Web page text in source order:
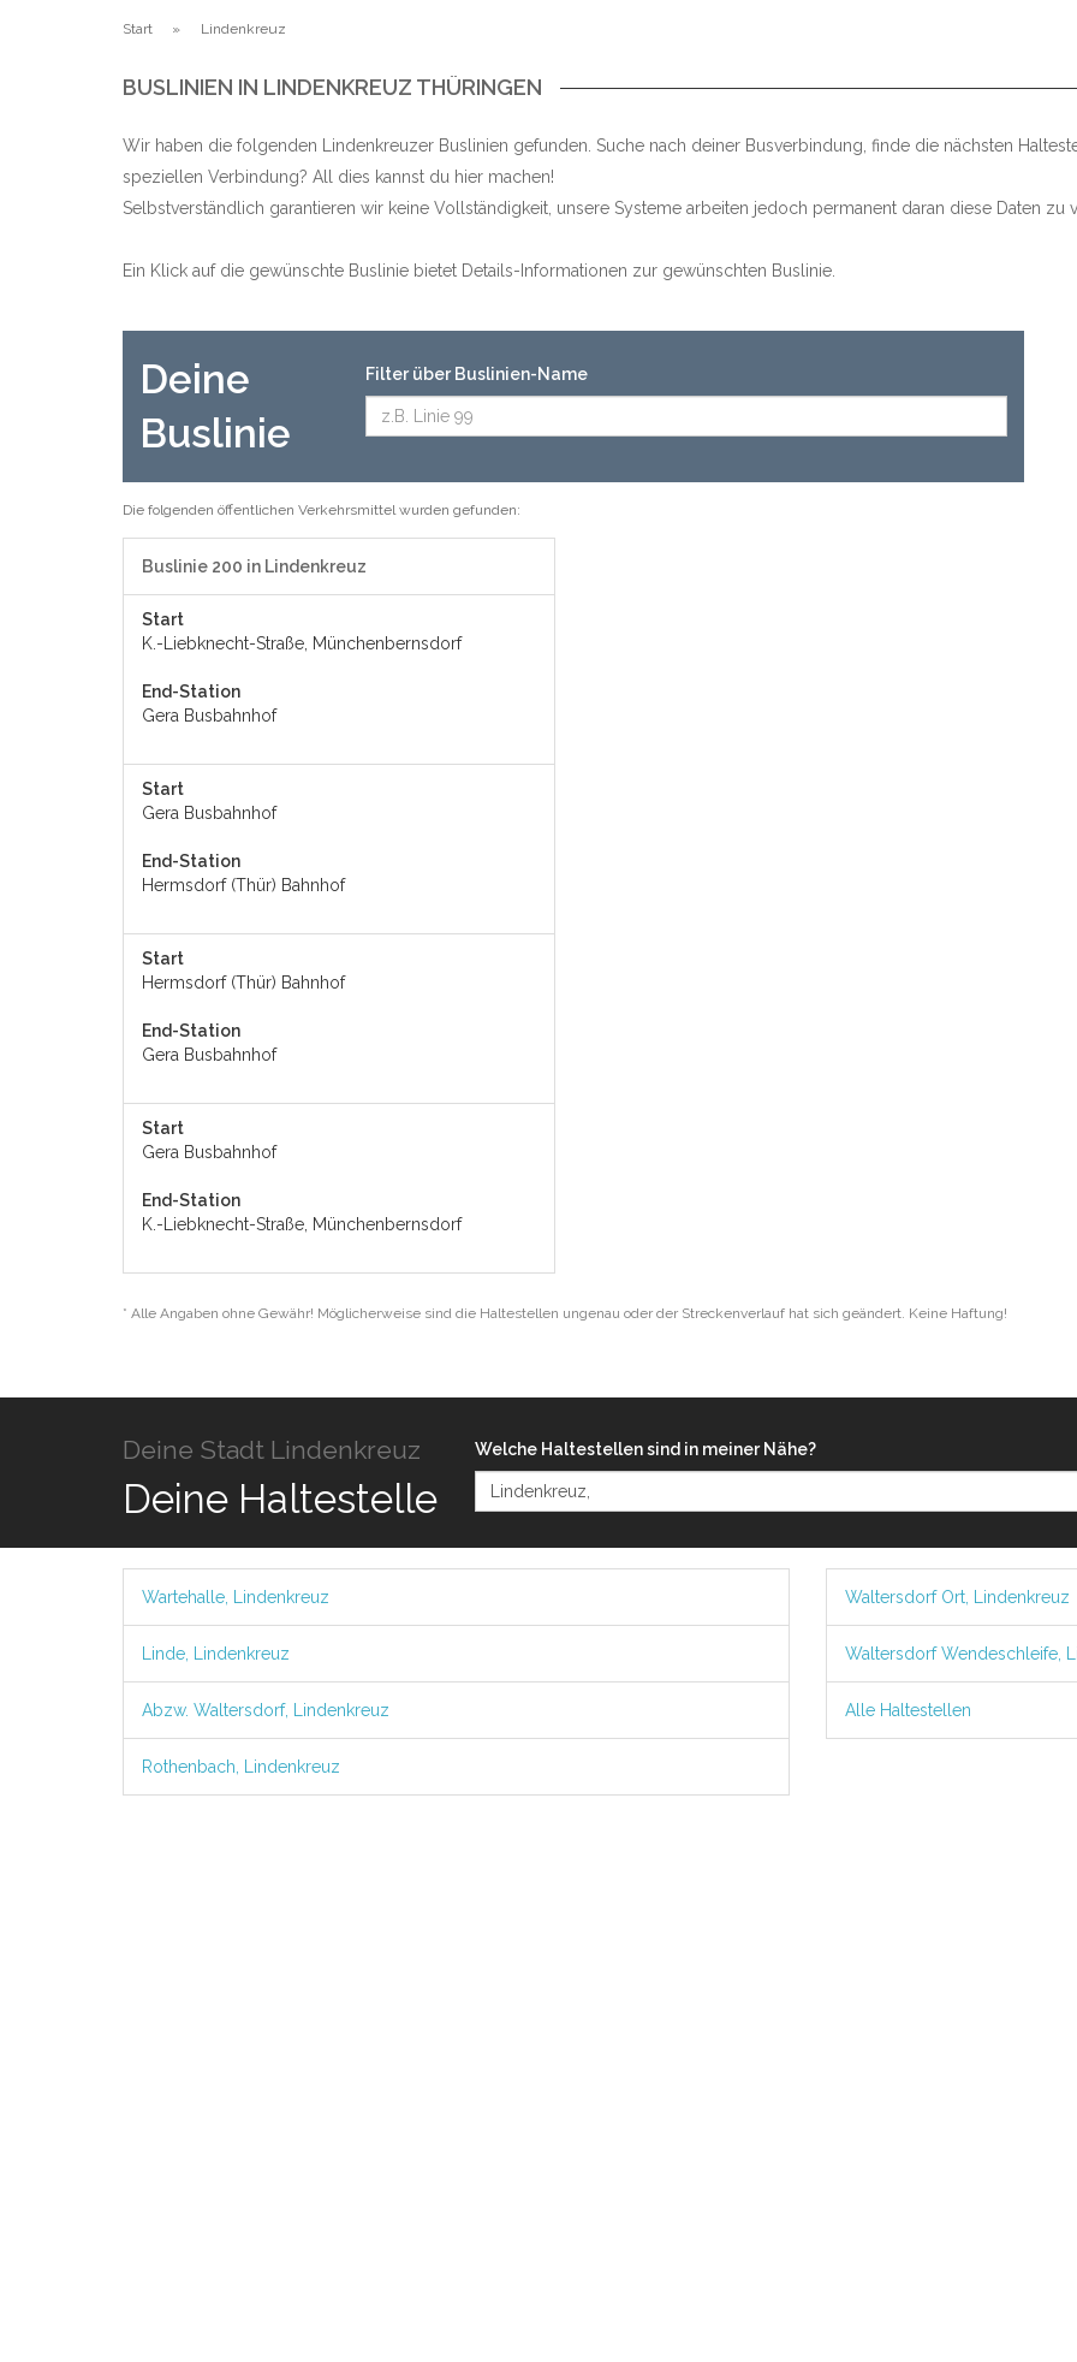
Start Lindenkreuz
BUSLINIEN IN LINDENKREUZ THÜRINGEN
Wir haben die folgenden Lindenkreuzer Buslinien gefunden. Suche nach deiner Busverbindung, finde die nächsten
speziellen Verbindung? All dies kannst du hier machen!
Selbstverständlich garantieren wir keine Vollständigkeit, unsere Systeme arbeiten jedoch permanent daran diese Daten zu
Ein Klick auf die gewünschte Buslinie bietet Details-Informationen zur gewünschten Buslinie.
Deine
Buslinie
Filter über Buslinien-Name
Die folgenden öffentlichen Verkehrsmittel wurden gefunden:
Buslinie 200 in Lindenkreuz
Start
K.-Liebknecht-Straße, Münchenbernsdorf
End-Station
Gera Busbahnhof
Start
Gera Busbahnhof
End-Station
Hermsdorf (Thür) Bahnhof
Start
Hermsdorf (Thür) Bahnhof
End-Station
Gera Busbahnhof
Start
Gera Busbahnhof
End-Station
K.-Liebknecht-Straße, Münchenbernsdorf
* Alle Angaben ohne Gewähr! Möglicherweise sind die Haltestellen ungenau oder der Streckenverlauf hat sich geändert. Keine Haftung!
Deine Stadt Lindenkreuz
Deine Haltestelle
Welche Haltestellen sind in meiner Nähe?
Wartehalle, Lindenkreuz
Linde, Lindenkreuz
Abzw. Waltersdorf, Lindenkreuz
Rothenbach, Lindenkreuz
Waltersdorf Ort, Lindenkreuz
Waltersdorf Wendeschleife,
Alle Haltestellen